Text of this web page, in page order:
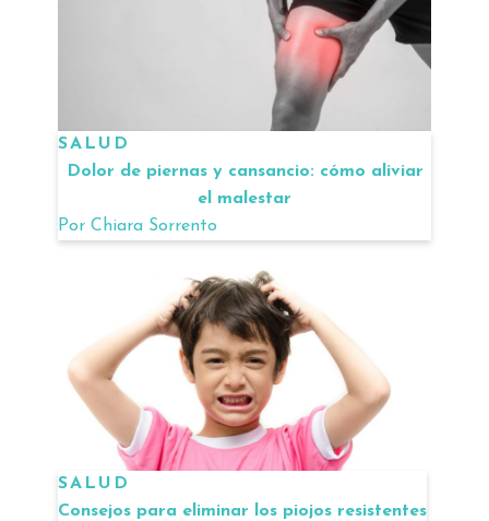
SALUD
Dolor de piernas y cansancio: cómo aliviar
el malestar
Por Chiara Sorrento
SALUD
Consejos para eliminar los piojos resistentes